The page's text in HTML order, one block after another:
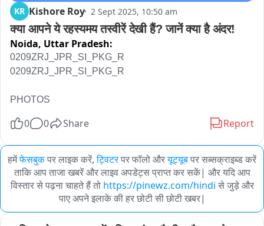
KR Kishore Roy 2 Sept 2025, 10:50 am
क्या आपने ये रहस्यमय तस्वीरें देखी हैं? जानें क्या है अंदर!
Noida, Uttar Pradesh:
0209ZRJ_JPR_SI_PKG_R
0209ZRJ_JPR_SI_PKG_R
PHOTOS
0 0 Share Report
हमेंफेसबुकपर लाइक करें, ट्विटरपर फॉलो औरयूट्यूबपर सब्सक्राइब्ड करें
ताकि आप ताजा खबरें और लाइव अपडेट्स प्राप्त कर सकें| और यदि आप
विस्तार से पढ़ना चाहते हैं तो https://pinewz.com/hindi से जुड़े और
पाए अपने इलाके की हर छोटी सी छोटी खबर|